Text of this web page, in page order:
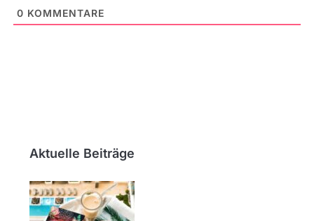
0 KOMMENTARE
Aktuelle Beiträge